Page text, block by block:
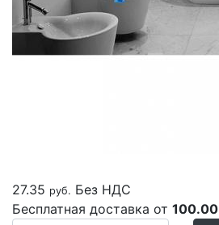
27.35 руб. Без НДС
Бесплатная доставка от 100.00